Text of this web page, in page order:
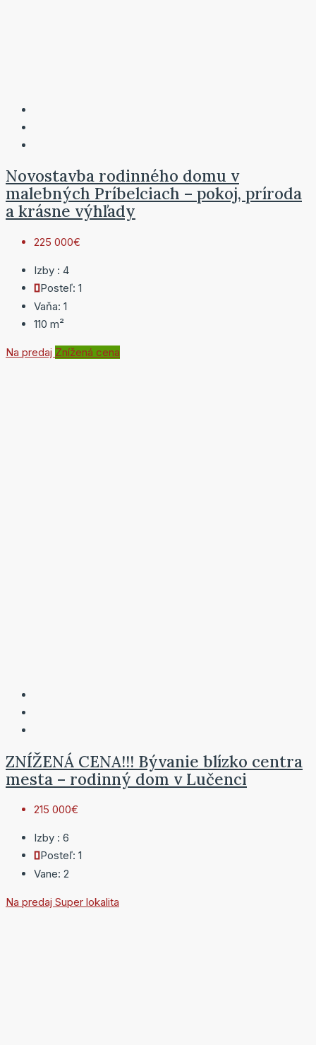
Novostavba rodinného domu v
malebných Príbelciach – pokoj, príroda
a krásne výhľady
225 000€
Izby : 4
Posteľ: 1
Vaňa: 1
110 m²
Na predaj Znížená cena
ZNÍŽENÁ CENA!!! Bývanie blízko centra
mesta – rodinný dom v Lučenci
215 000€
Izby : 6
Posteľ: 1
Vane: 2
Na predaj Super lokalita